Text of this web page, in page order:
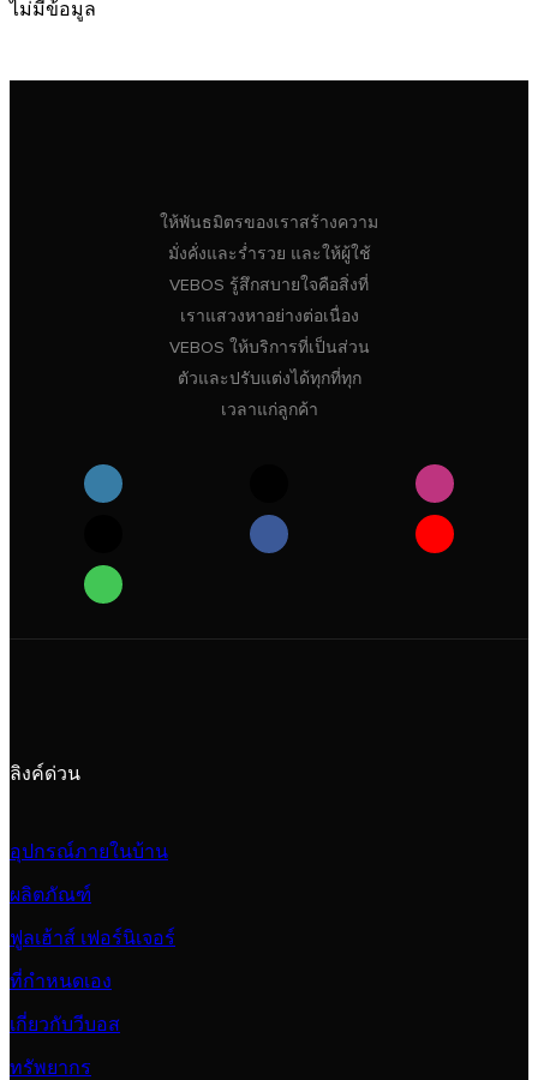
ไม่มีข้อมูล
ให้พันธมิตรของเราสร้างความ
มั่งคั่งและร่ำรวย และให้ผู้ใช้
VEBOS รู้สึกสบายใจคือสิ่งที่
เราแสวงหาอย่างต่อเนื่อง
VEBOS ให้บริการที่เป็นส่วน
ตัวและปรับแต่งได้ทุกที่ทุก
เวลาแก่ลูกค้า
ลิงค์ด่วน
อุปกรณ์ภายในบ้าน
ผลิตภัณฑ์
ฟูลเฮ้าส์ เฟอร์นิเจอร์
ที่กำหนดเอง
เกี่ยวกับวีบอส
ทรัพยากร